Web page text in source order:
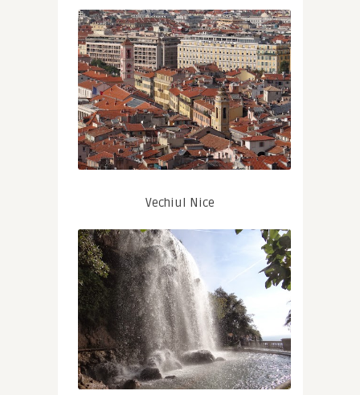
Vechiul Nice